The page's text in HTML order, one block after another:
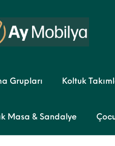
Grupları Koltuk
Masa & Sandalye